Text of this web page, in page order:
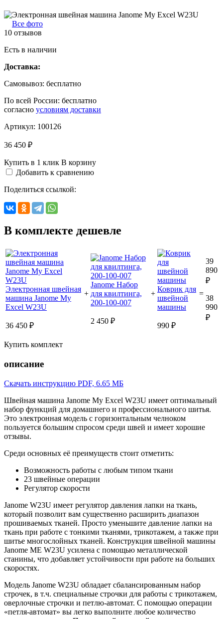
Все фото
10 отзывов
Есть в наличии
Доставка:
Самовывоз: бесплатно
По всей России: бесплатно
согласно условиям доставки
Артикул: 100126
36 450 ₽
Купить в 1 клик В корзину
Добавить к сравнению
Поделиться ссылкой:
В комплекте дешевле
Электронная швейная
машина Janome My
Excel W23U
36 450 ₽
+
Janome Набор
для квилтинга,
200-100-007
2 450 ₽
+
Коврик для
швейной
машины
990 ₽
=
39
890
₽
38
990
₽
Купить комплект
описание
Скачать инструкцию PDF, 6.65 МБ
Швейная машина Janome My Excel W23U имеет оптимальный
набор функций для домашнего и профессионального шитья.
Это электронная модель с горизонтальным челноком
пользуется большим спросом среди швей и имеет хорошие
отзывы.
Среди основных её преимуществ стоит отметить:
Возможность работы с любым типом ткани
23 швейные операции
Регулятор скорости
Janome W23U имеет регулятор давления лапки на ткань,
который позволит вам существенно расширить диапазон
прошиваемых тканей. Просто уменьшите давление лапки на
ткань при работе с тонкими тканями, трикотажем, а также при
шитье многослойных тканей. Конструкция швейной машины
Janome ME W23U усилена с помощью металлической
станины, что добавляет устойчивости при работе на больших
скоростях.
Модель Janome W23U обладает сбалансированным набор
строчек, в т.ч. специальные строчки для работы с трикотажем,
оверлочные строчки и петлю-автомат. С помощью операции
«петля-автомат» вы легко выполните любое количество